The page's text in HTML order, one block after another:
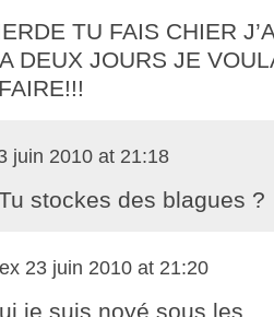
TU FAIS CHIER
DEUX JOURS JE
juin 2010 at 21:18
stockes des blagues ?
23 juin 2010 at 21:20
suis noyé sous les